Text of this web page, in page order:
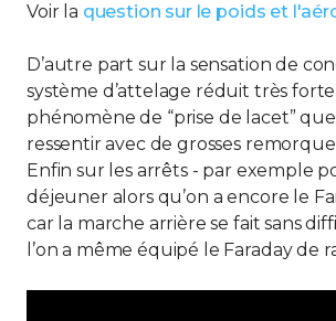
Voir la question sur le poids et
D’autre part sur la sensation de
système d’attelage réduit très
phénomène de “prise de lacet”
ressentir avec de grosses
Enfin sur les arrêts - par exemple
déjeuner alors qu’on a encore le
car la marche arrière se fait sans
l’on a même équipé le Faraday de